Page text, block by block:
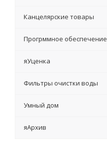
Канцелярские товары
Прогрммное обеспечение
яУценка
Фильтры очистки воды
Умный дом
яАрхив